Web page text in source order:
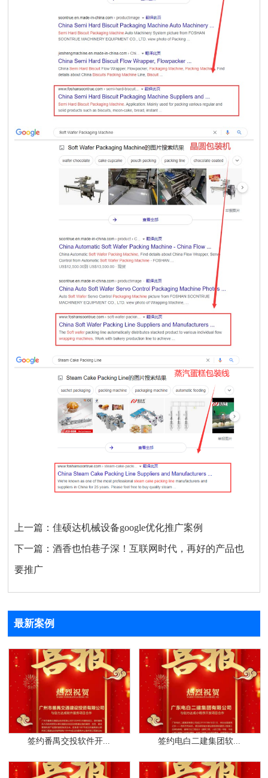
上一篇：佳硕达机械设备google优化推广案例
下一篇：酒香也怕巷子深！互联网时代，再好的产品也
要推广
最新案例
签约番禺交投软件开... 签约电白二建集团软...